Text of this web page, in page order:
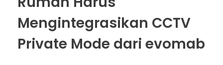
Mengintegrasikan CCTV
Private Mode dari evomab